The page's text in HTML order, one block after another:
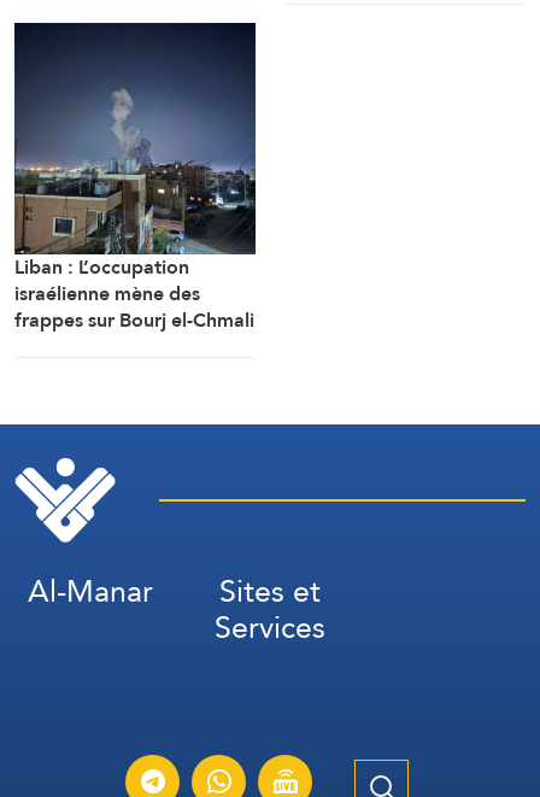
Liban : L’occupation
israélienne mène des
frappes sur Bourj el-Chmali
Al-Manar Sites et
Services